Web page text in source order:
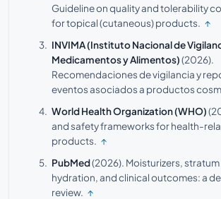
Guideline on quality and tolerability
for topical (cutaneous) products. ↑
INVIMA (Instituto Nacional de
Medicamentos y Alimentos)(2026).
Recomendaciones de vigilancia y
eventos asociados a productos
World Health Organization (WHO)
and safety frameworks for health-
products. ↑
PubMed(2026). Moisturizers,
hydration, and clinical outcomes: a
review. ↑